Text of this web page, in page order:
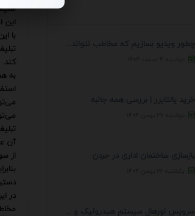
این
با
کند.
به
آن
از
در
خرید پالتایزر | بررسی همه جانبه
بازسازی ساختمان اداری در جردن